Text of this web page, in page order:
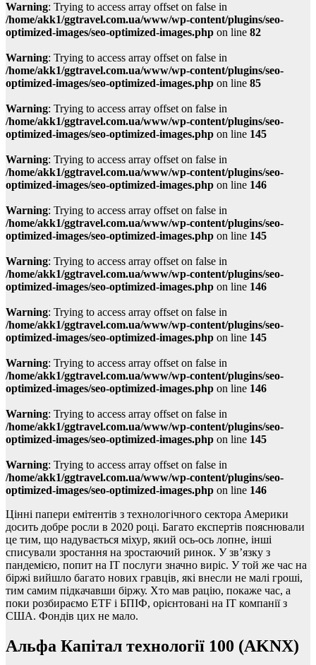
Warning: Trying to access array offset on false in
/home/akk1/ggtravel.com.ua/www/wp-content/plugins/seo-
optimized-images/seo-optimized-images.php on line 82
Warning: Trying to access array offset on false in
/home/akk1/ggtravel.com.ua/www/wp-content/plugins/seo-
optimized-images/seo-optimized-images.php on line 85
Warning: Trying to access array offset on false in
/home/akk1/ggtravel.com.ua/www/wp-content/plugins/seo-
optimized-images/seo-optimized-images.php on line 145
Warning: Trying to access array offset on false in
/home/akk1/ggtravel.com.ua/www/wp-content/plugins/seo-
optimized-images/seo-optimized-images.php on line 146
Warning: Trying to access array offset on false in
/home/akk1/ggtravel.com.ua/www/wp-content/plugins/seo-
optimized-images/seo-optimized-images.php on line 145
Warning: Trying to access array offset on false in
/home/akk1/ggtravel.com.ua/www/wp-content/plugins/seo-
optimized-images/seo-optimized-images.php on line 146
Warning: Trying to access array offset on false in
/home/akk1/ggtravel.com.ua/www/wp-content/plugins/seo-
optimized-images/seo-optimized-images.php on line 145
Warning: Trying to access array offset on false in
/home/akk1/ggtravel.com.ua/www/wp-content/plugins/seo-
optimized-images/seo-optimized-images.php on line 146
Warning: Trying to access array offset on false in
/home/akk1/ggtravel.com.ua/www/wp-content/plugins/seo-
optimized-images/seo-optimized-images.php on line 145
Warning: Trying to access array offset on false in
/home/akk1/ggtravel.com.ua/www/wp-content/plugins/seo-
optimized-images/seo-optimized-images.php on line 146
Цінні папери емітентів з технологічного сектора Америки
досить добре росли в 2020 році. Багато експертів пояснювали
це тим, що надувається міхур, який ось-ось лопне, інші
списували зростання на зростаючий ринок. У зв’язку з
пандемією, попит на IT послуги значно виріс. У той же час на
біржі вийшло багато нових гравців, які внесли не малі гроші,
тим самим підкачавши біржу. Хто мав рацію, покаже час, а
поки розбираємо ETF і БПІФ, орієнтовані на IT компанії з
США. Фондів цих не мало.
Альфа Капітал технології 100 (AKNX)